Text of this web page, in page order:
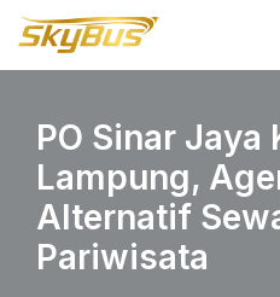
Lompat
konten
PO Sinar Jaya
Lampung,
Alternatif
Pariwisata